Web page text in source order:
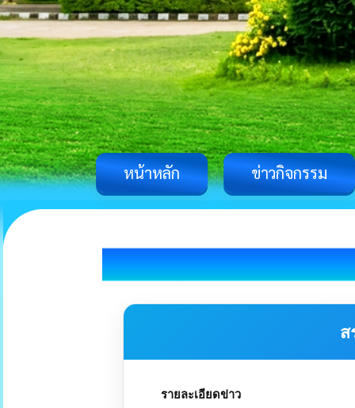
หน้าหลัก ข่าวกิจกรรม
ส
รายละเอียดข่าว